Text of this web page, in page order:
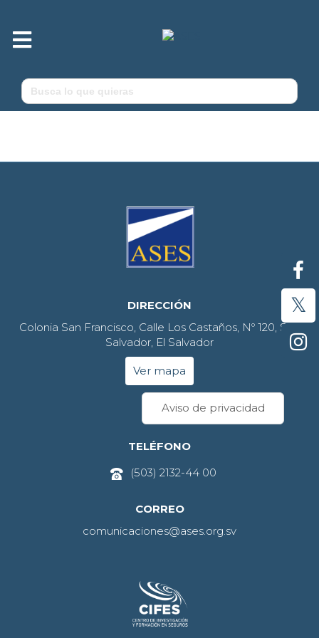
M
e
ú
Buscar:
DIRECCIÓN
Colonia San Francisco, Calle Los Castaños, Nº 120, San
Salvador, El Salvador
Ver mapa
Aviso de privacidad
TELÉFONO
(503) 2132-44 00
CORREO
comunicaciones@ases.org.sv